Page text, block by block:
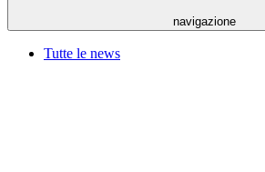
navigazione
Tutte le news